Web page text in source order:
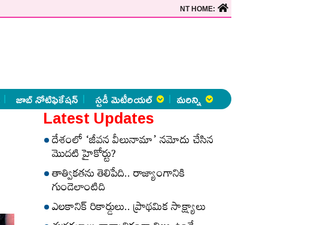
NT HOME:
జాబ్ నోటిఫికేషన్ స్టడీ మెటీరియల్ మరిన్ని
Latest Updates
దేశంలో ‘జీవన వీలునామా’ నమోదు చేసిన
మొదటి హైకోర్టు?
తాత్వికతను తెలిపేది.. రాజ్యాంగానికి
గుండెలాంటిది
ఎలకానిక్‌ రికార్డులు.. ప్రాథమిక సాక్ష్యాలు